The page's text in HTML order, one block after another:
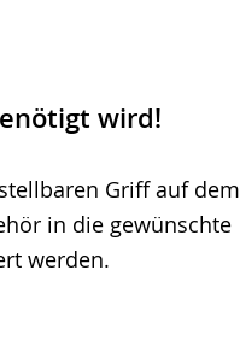
wird!
Griff auf dem
in die gewünschte
werden.